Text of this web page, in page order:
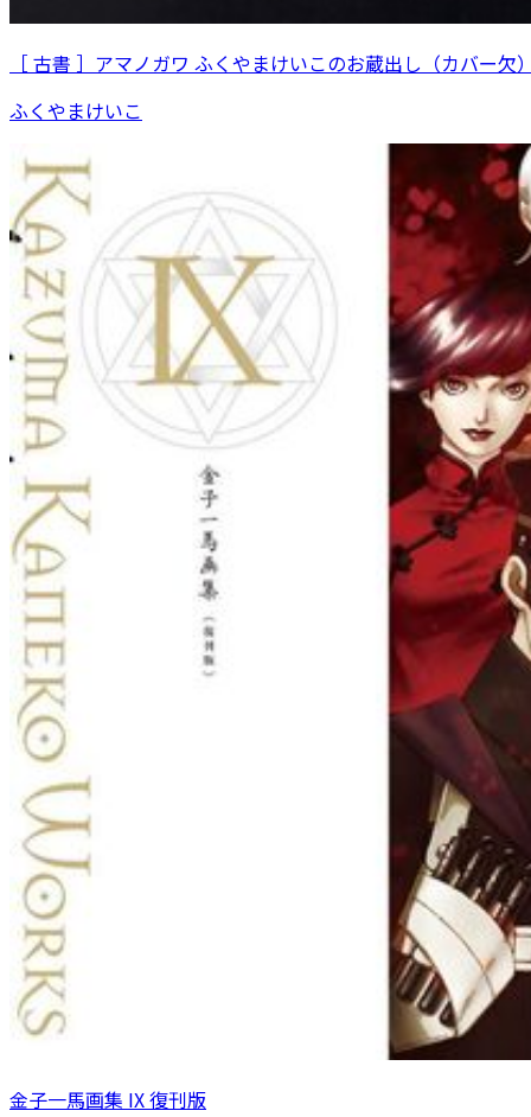
［ 古書 ］アマノガワ ふくやまけいこのお蔵出し（カバー欠
ふくやまけいこ
金子一馬画集 IX 復刊版